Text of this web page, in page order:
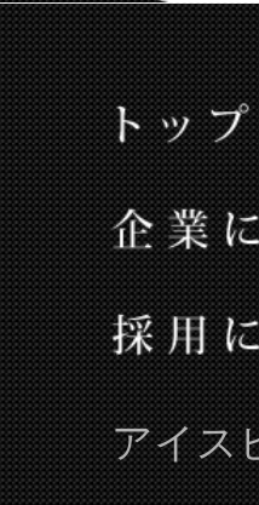
香川県高松市
酒と料理の
カドゲン
とり料理 か
そば居酒屋
海鮮料理 海
イタリアン
ジャングル